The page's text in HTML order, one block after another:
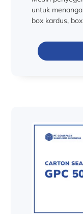
untuk
box kardus,